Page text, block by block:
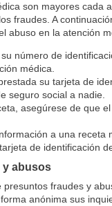
son mayores cada
fraudes. A
abuso en la atención
número de
médica.
su tarjeta de
seguro social a nadie.
asegúrese de que
a una receta
de identificación
y abusos
fraudes y
anónima sus